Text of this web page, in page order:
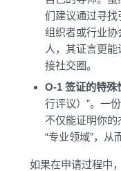
们建议通过寻找
组织者或行业协
人，其证言更
接社交圈。
O-1 签证的特殊
行评议）”。一
不仅能证明你
“专业领域”，从
如果在申请过程中